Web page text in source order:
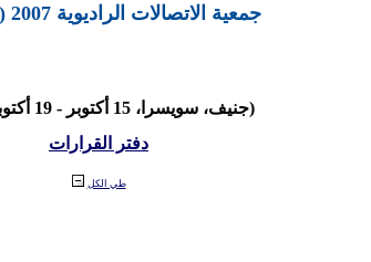
جمعية الاتصالات الراديوية 2007 (RA-07)
(جنيف، سويسرا، 15 أكتوبر - 19 أكتوبر 2007)
دفتر القرارات
طي الكل